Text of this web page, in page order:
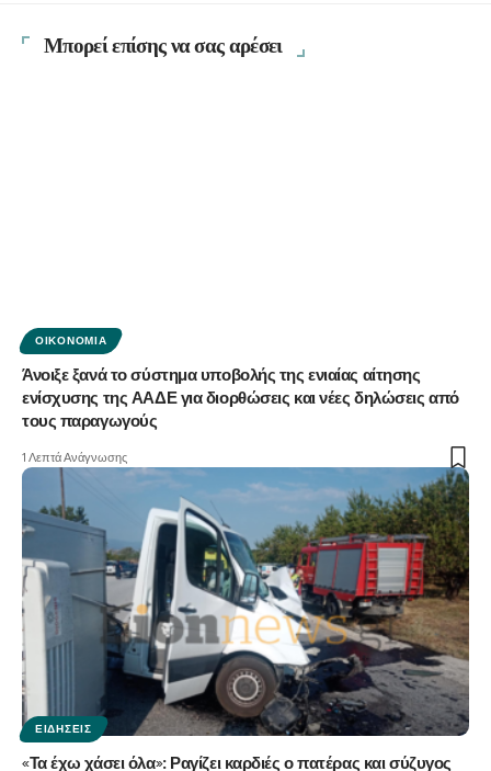
Μπορεί επίσης να σας αρέσει
ΟΙΚΟΝΟΜΊΑ
Άνοιξε ξανά το σύστημα υποβολής της ενιαίας αίτησης
ενίσχυσης της ΑΑΔΕ για διορθώσεις και νέες δηλώσεις από
τους παραγωγούς
1 Λεπτά Ανάγνωσης
ΕΙΔΉΣΕΙΣ
«Τα έχω χάσει όλα»: Ραγίζει καρδιές ο πατέρας και σύζυγος